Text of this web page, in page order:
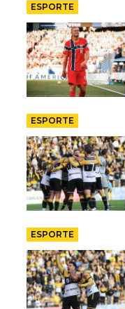
ESPORTE
ESPORTE
ESPORTE